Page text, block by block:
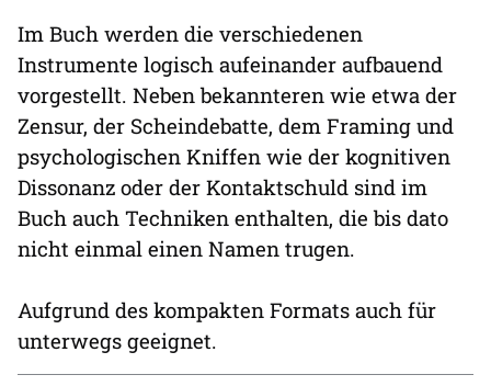
Im Buch werden die verschiedenen
Instrumente logisch aufeinander aufbauend
vorgestellt. Neben bekannteren wie etwa der
Zensur, der Scheindebatte, dem Framing und
psychologischen Kniffen wie der kognitiven
Dissonanz oder der Kontaktschuld sind im
Buch auch Techniken enthalten, die bis dato
nicht einmal einen Namen trugen.
Aufgrund des kompakten Formats auch für
unterwegs geeignet.